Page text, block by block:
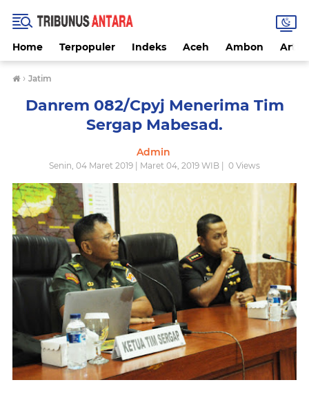
Home Terpopuler Indeks Aceh Ambon
› Jatim
Danrem 082/Cpyj Menerima Tim
Sergap Mabesad.
Admin
Senin, 04 Maret 2019 | Maret 04, 2019 WIB | 0 Views